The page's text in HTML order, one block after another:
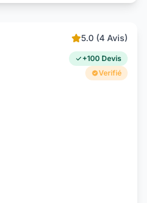
5.0 (4 Avis)
+100 Devis
Verifié